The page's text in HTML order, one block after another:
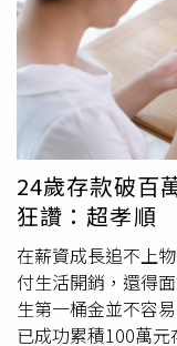
24歲存款破百
狂讚：超孝順
在薪資成長追不上
付生活開銷，還得
生第一桶金並不容
已成功累積100萬